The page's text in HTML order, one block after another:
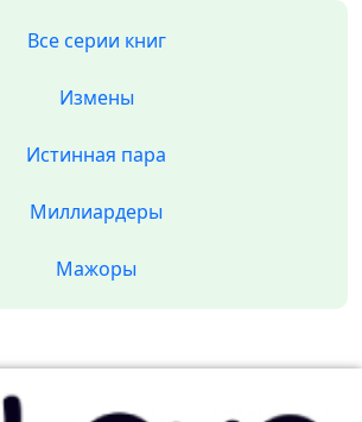
Все серии книг
Измены
Истинная пара
Миллиардеры
Мажоры